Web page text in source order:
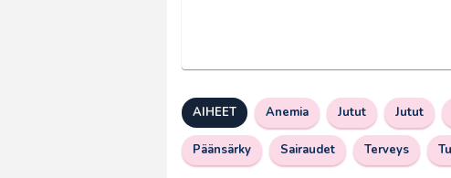
AIHEET Anemia Jutut Jutut
Päänsärky Sairaudet Terveys